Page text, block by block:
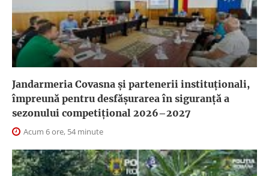
Jandarmeria Covasna și partenerii instituționali,
împreună pentru desfășurarea în siguranță a
sezonului competițional 2026–2027
Acum 6 ore, 54 minute